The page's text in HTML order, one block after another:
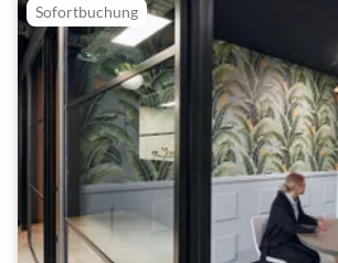
Sofortbuchung